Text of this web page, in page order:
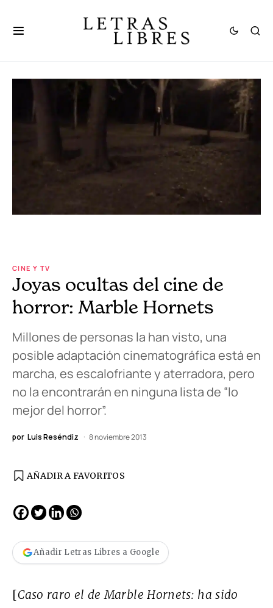
CINE Y TV
Joyas ocultas del cine de
horror: Marble Hornets
Millones de personas la han visto, una
posible adaptación cinematográfica está en
marcha, es escalofriante y aterradora, pero
no la encontrarán en ninguna lista de “lo
mejor del horror”.
por Luis Reséndiz 8 noviembre 2013
AÑADIR A FAVORITOS
Añadir Letras Libres a Google
[Caso raro el de Marble Hornets: ha sido